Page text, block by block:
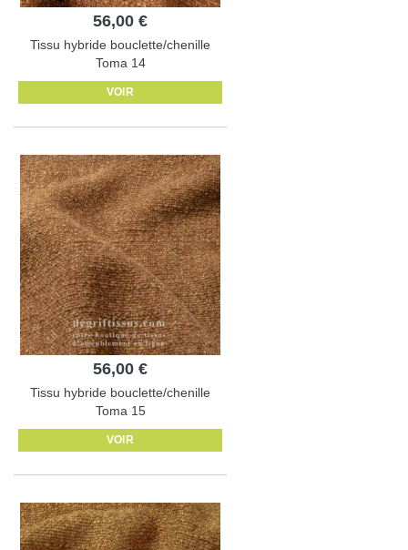
56,00 €
Tissu hybride bouclette/chenille
Toma 14
VOIR
56,00 €
Tissu hybride bouclette/chenille
Toma 15
VOIR